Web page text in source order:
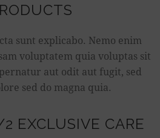
sunt explicabo. Nemo enim
voluptatem quia voluptas sit
aut odit aut fugit, sed
sed do magna quia.
EXCLUSIVE CARE